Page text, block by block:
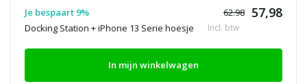
Je bespaart 9% 62.98 57,98
Docking Station + iPhone 13 Serie hoesje Incl. btw
In mijn winkelwagen